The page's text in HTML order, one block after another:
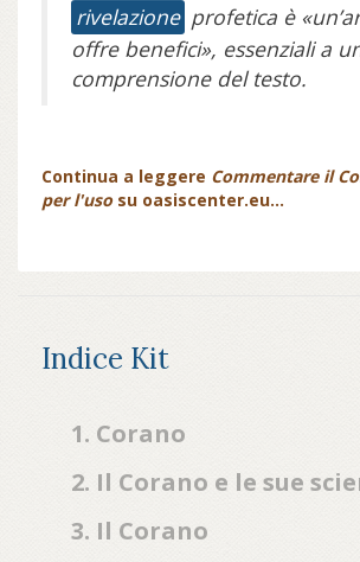
rivelazione profetica è
offre benefici», essenziali a
comprensione del testo.
Continua a leggere Commentare il
per l'usosu oasiscenter.eu...
Indice Kit
1. Corano
2. Il Corano e le sue
3. Il Corano